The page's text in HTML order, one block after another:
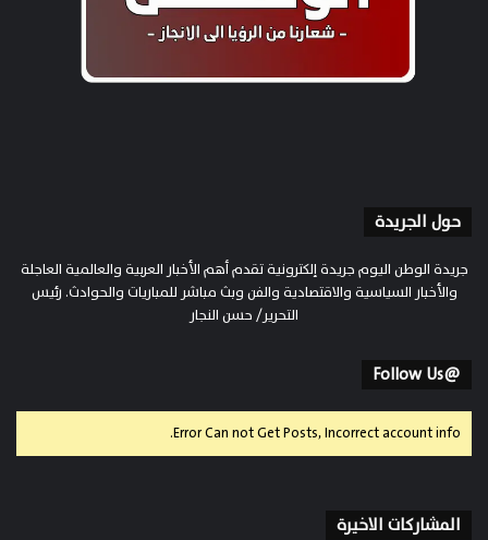
حول الجريدة
جريدة الوطن اليوم جريدة إلكترونية تقدم أهم الأخبار العربية والعالمية العاجلة
والأخبار السياسية والاقتصادية والفن وبث مباشر للمباريات والحوادث. رئيس
التحرير/ حسن النجار
@Follow Us
Error Can not Get Posts, Incorrect account info.
المشاركات الاخيرة